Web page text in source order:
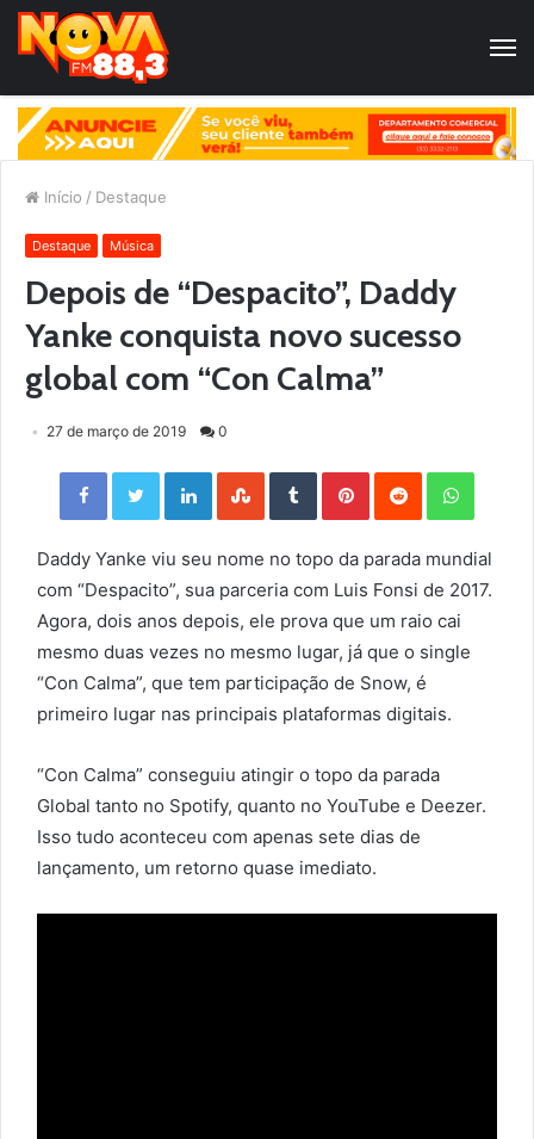
Início / Destaque
Destaque Música
Depois de “Despacito”, Daddy
Yanke conquista novo sucesso
global com “Con Calma”
27 de março de 2019 0
Facebook Twitter LinkedIn StumbleUpon Tumblr Pinterest Reddit
Daddy Yanke viu seu nome no topo da parada mundial
com “Despacito”, sua parceria com Luis Fonsi de 2017.
Agora, dois anos depois, ele prova que um raio cai
mesmo duas vezes no mesmo lugar, já que o single
“Con Calma”, que tem participação de Snow, é
primeiro lugar nas principais plataformas digitais.
“Con Calma” conseguiu atingir o topo da parada
Global tanto no Spotify, quanto no YouTube e Deezer.
Isso tudo aconteceu com apenas sete dias de
lançamento, um retorno quase imediato.